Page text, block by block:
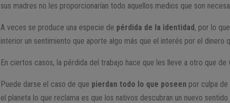
sus madres no les proporcionarían todo aquellos medios que son
A veces se produce una especie de pérdida de la identidad, por lo
interior un sentimiento que aporte algo más que el interés por el dinero
En ciertos casos, la pérdida del trabajo hace que les lleve a otro que de
Puede darse el caso de que pierdan todo lo que poseen por culpa de
el planeta lo que reclama es que los nativos descubran un nuevo